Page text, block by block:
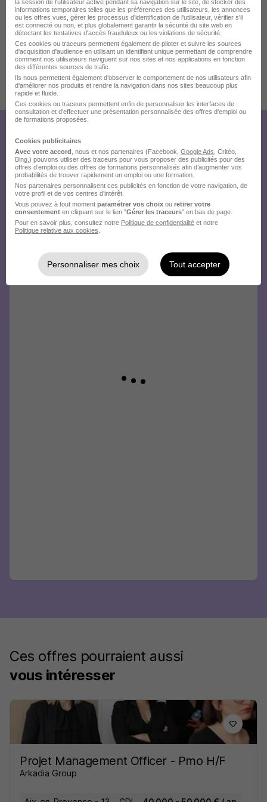
Localiser le poste
Publiée le 22/07/2026 - Réf : juv3rciciw
Créez votre compte Hellowork et
envoyez votre candidature !
Ces offres pourraient aussi
vous intéresser
Projet Management Officer - Pmo H/F
Arkadia Group
la session de l'utilisateur active pendant sa navigation sur le site, de stocker des
informations temporaires telles que les préférences des utilisateurs, les annonces
ou les offres vues, gérer les processus d'identification de l'utilisateur, vérifier s'il
est connecté ou non, et plus globalement garantir la sécurité du site web en
détectant les tentatives d'accès frauduleux ou les violations de sécurité.
Ces cookies ou traceurs permettent également de piloter et suivre les sources
d'acquisition d'audience en utilisant un identifiant unique permettant de comprendre
comment nos utilisateurs naviguent sur nos sites et nos applications en fonction
des différentes sources de trafic.
Ils nous permettent également d’observer le comportement de nos utilisateurs afin
d'améliorer nos produits et rendre la navigation dans nos sites beaucoup plus
rapide et fluide.
Ces cookies ou traceurs permettent enfin de personnaliser les interfaces de
consultation et d'effectuer une présentation personnalisée des offres d'emploi ou
de formations proposées.
Cookies publicitaires
Avec votre accord , nous et nos partenaires (Facebook, Google Ads , Critéo,
Bing,) pouvons utiliser des traceurs pour vous proposer des publicités pour des
offres d’emploi ou des offres de formations personnalisés afin d’augmenter vos
probabilités de trouver rapidement un emploi ou une formation.
Nos partenaires personnalisent ces publicités en fonction de votre navigation, de
votre profil et de vos centres d’intérêt.
Vous pouvez à tout moment paramétrer vos choix ou retirer votre
consentement en cliquant sur le lien "Gérer les traceurs" en bas de page.
Pour en savoir plus, consultez notre Politique de confidentialité et notre
Politique relative aux cookies
Personnaliser mes choix Tout accepter